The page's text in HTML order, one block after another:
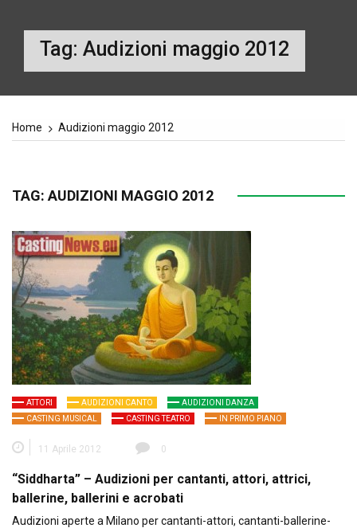
Tag: Audizioni maggio 2012
Home Audizioni maggio 2012
TAG: AUDIZIONI MAGGIO 2012
ATTORI AUDIZIONI CANTO
AUDIZIONI DANZA
CASTING MUSICAL
CASTING TEATRO IN PRIMO PIANO
11 Aprile 2012 0
“Siddharta” – Audizioni per cantanti, attori, attrici,
ballerine, ballerini e acrobati
Audizioni aperte a Milano per cantanti-attori, cantanti-ballerine-